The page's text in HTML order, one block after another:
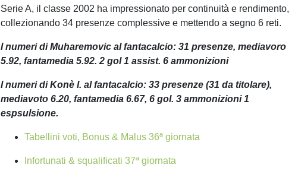
Serie A, il classe 2002 ha impressionato per continuità e rendimento,
collezionando 34 presenze complessive e mettendo a segno 6 reti.
I numeri di Muharemovic al fantacalcio: 31 presenze, mediavoro
5.92, fantamedia 5.92. 2 gol 1 assist. 6 ammonizioni
I numeri di Konè I. al fantacalcio: 33 presenze (31 da titolare),
mediavoto 6.20, fantamedia 6.67, 6 gol. 3 ammonizioni 1
espsulsione.
Tabellini voti, Bonus & Malus 36ª giornata
Infortunati & squalificati 37ª giornata